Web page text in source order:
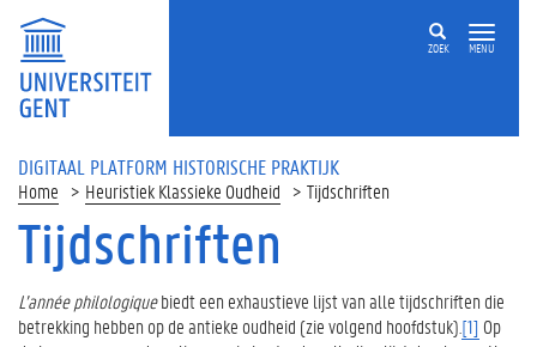
ZOEK MENU
DIGITAAL PLATFORM HISTORISCHE PRAKTIJK
Home Heuristiek Klassieke Oudheid Tijdschriften
Tijdschriften
L’année philologiquebiedt een exhaustieve lijst van alle tijdschriften die
betrekking hebben op de antieke oudheid (zie volgend hoofdstuk).[1] Op